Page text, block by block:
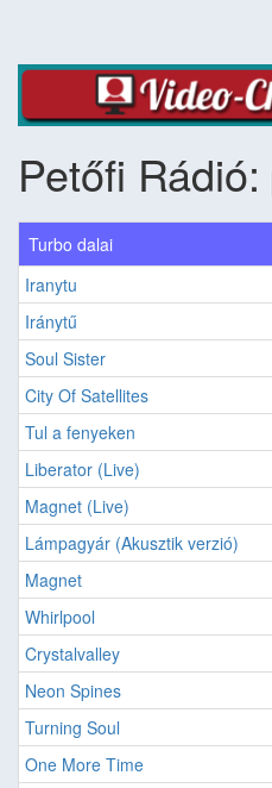
Petőfi Rádió:
Turbo dalai
Iranytu
Iránytű
Soul Sister
City Of Satellites
Tul a fenyeken
Liberator (Live)
Magnet (Live)
Lámpagyár (Akusztik verzió)
Magnet
Whirlpool
Crystalvalley
Neon Spines
Turning Soul
One More Time